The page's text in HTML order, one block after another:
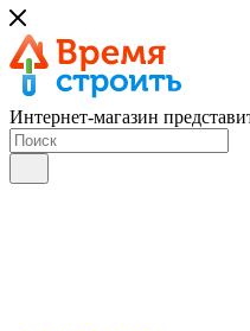
Интернет-магазин